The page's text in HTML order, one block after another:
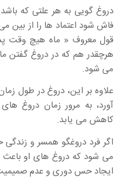
دروغ گویی به هر علتی که
فاش شود اعتماد ها را از بین
قول معروف « ماه هیچ وقت
هرچقدر هم که در دروغ گفتن
می شود.
علاوه بر این، دروغ در طول
آورد، به مرور زمان دروغ
کاهش می یابد.
اگر فرد دروغگو همسر و
می شود که دروغ های او
ایجاد حس دوری و عدم